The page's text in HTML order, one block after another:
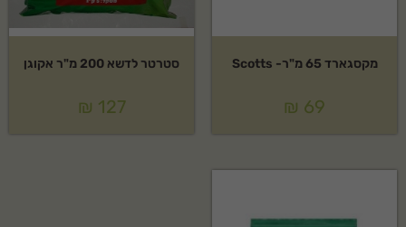
מקסגארד 65 מ"ר- Scotts
₪ 69
סטרטר לדשא 200 מ"ר אקוגן
₪ 127